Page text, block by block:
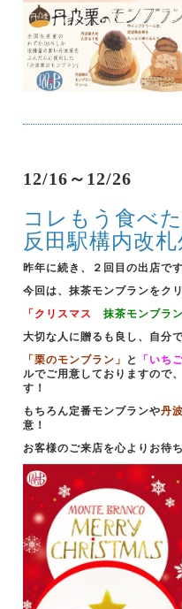
12/16～12/26
コレもう食べ
反田駅構内改
昨年に続き、２回目の出店です
今回は、抹茶モンブランをク
「クリスマス抹茶モンブラ
大切な人に贈るも良し、自分
「栗のモンブラン」
と 「いち
ルでご用意しておりますので
す！
もちろん定番モンブランや丹
意！
お客様のご来店を心よりお待